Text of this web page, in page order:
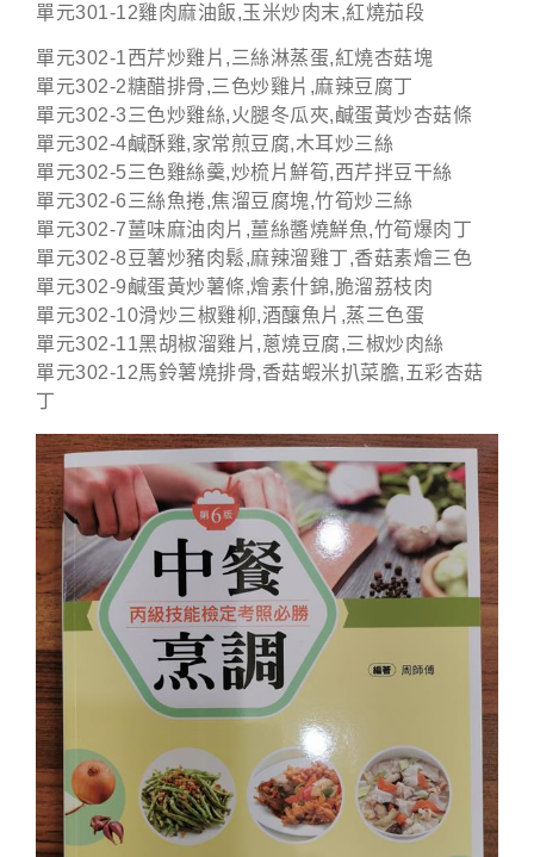
單元301-12雞肉麻油飯,玉米炒肉末,紅燒茄段
單元302-1西芹炒雞片,三絲淋蒸蛋,紅燒杏菇塊
單元302-2糖醋排骨,三色炒雞片,麻辣豆腐丁
單元302-3三色炒雞絲,火腿冬瓜夾,鹹蛋黃炒杏菇條
單元302-4鹹酥雞,家常煎豆腐,木耳炒三絲
單元302-5三色雞絲羹,炒梳片鮮筍,西芹拌豆干絲
單元302-6三絲魚捲,焦溜豆腐塊,竹筍炒三絲
單元302-7薑味麻油肉片,薑絲醬燒鮮魚,竹筍爆肉丁
單元302-8豆薯炒豬肉鬆,麻辣溜雞丁,香菇素燴三色
單元302-9鹹蛋黃炒薯條,燴素什錦,脆溜荔枝肉
單元302-10滑炒三椒雞柳,酒釀魚片,蒸三色蛋
單元302-11黑胡椒溜雞片,蔥燒豆腐,三椒炒肉絲
單元302-12馬鈴薯燒排骨,香菇蝦米扒菜膽,五彩杏菇
丁